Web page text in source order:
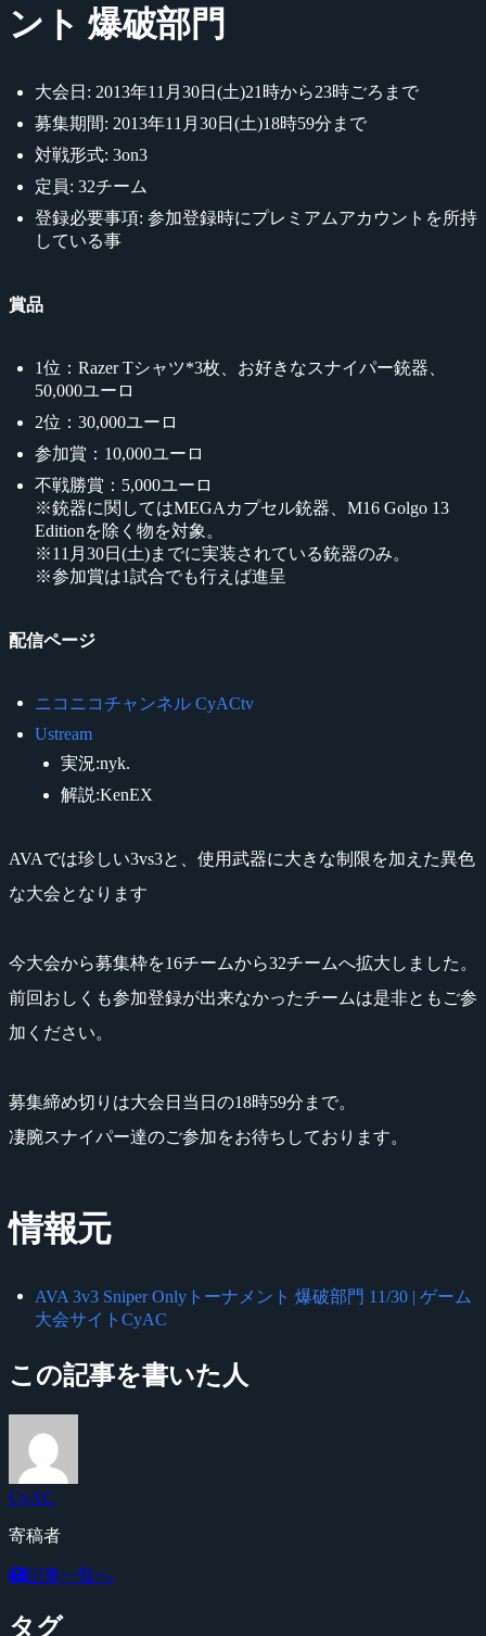
ント 爆破部門
大会日: 2013年11月30日(土)21時から23時ごろまで
募集期間: 2013年11月30日(土)18時59分まで
対戦形式: 3on3
定員: 32チーム
登録必要事項: 参加登録時にプレミアムアカウントを所持
している事
賞品
1位：Razer Tシャツ*3枚、お好きなスナイパー銃器、
50,000ユーロ
2位：30,000ユーロ
参加賞：10,000ユーロ
不戦勝賞：5,000ユーロ
※銃器に関してはMEGAカプセル銃器、M16 Golgo 13
Editionを除く物を対象。
※11月30日(土)までに実装されている銃器のみ。
※参加賞は1試合でも行えば進呈
配信ページ
ニコニコチャンネル CyACtv
Ustream
実況:nyk.
解説:KenEX
AVAでは珍しい3vs3と、使用武器に大きな制限を加えた異色
な大会となります
今大会から募集枠を16チームから32チームへ拡大しました。
前回おしくも参加登録が出来なかったチームは是非ともご参
加ください。
募集締め切りは大会日当日の18時59分まで。
凄腕スナイパー達のご参加をお待ちしております。
情報元
AVA 3v3 Sniper Onlyトーナメント 爆破部門 11/30 | ゲーム
大会サイトCyAC
この記事を書いた人
CyAC
寄稿者
記事一覧へ
タグ